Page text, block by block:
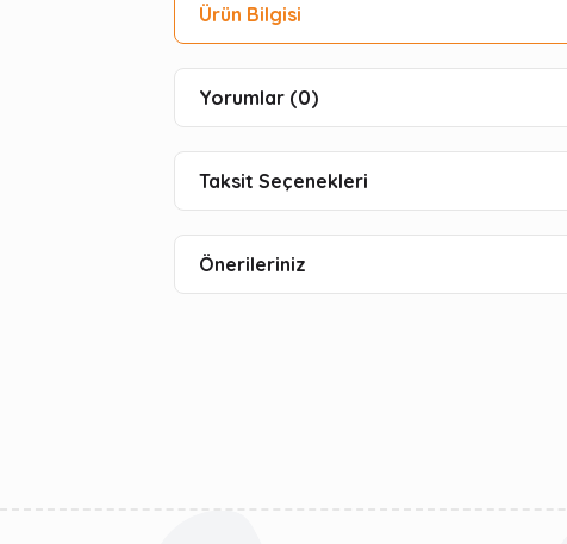
Ürün Bilgisi
Yorumlar (0)
Taksit Seçenekleri
Önerileriniz